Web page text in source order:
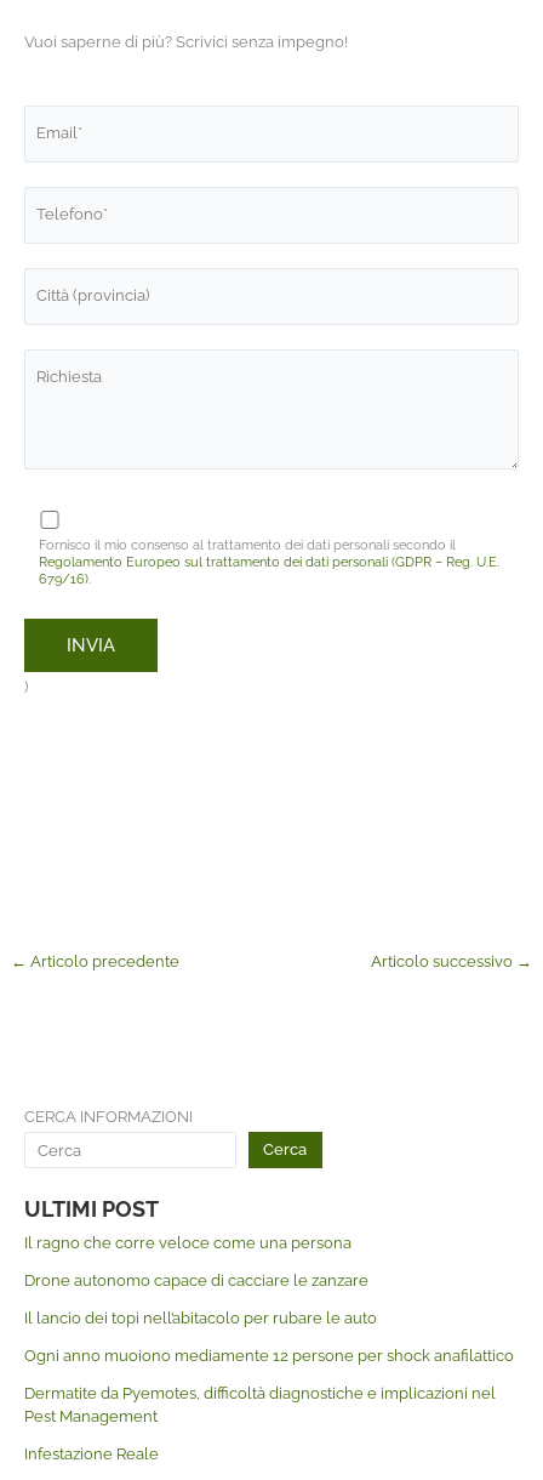
Vuoi saperne di più? Scrivici senza impegno!
Fornisco il mio consenso al trattamento dei dati personali secondo il
Regolamento Europeo sul trattamento dei dati personali (GDPR – Reg. U.E.
679/16).
)
← Articolo precedente Articolo successivo →
CERCA INFORMAZIONI
Cerca
ULTIMI POST
Il ragno che corre veloce come una persona
Drone autonomo capace di cacciare le zanzare
Il lancio dei topi nell’abitacolo per rubare le auto
Ogni anno muoiono mediamente 12 persone per shock anafilattico
Dermatite da Pyemotes, difficoltà diagnostiche e implicazioni nel
Pest Management
Infestazione Reale